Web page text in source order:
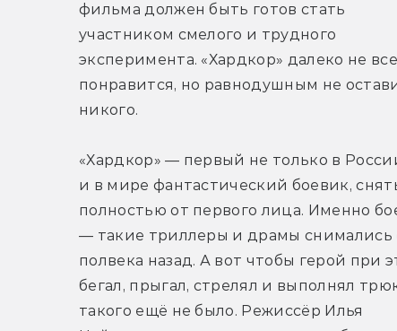
фильма должен быть готов стать
участником смелого и трудного
эксперимента. «Хардкор» далеко не
понравится, но равнодушным не
никого.
«Хардкор» — первый не только в
и в мире фантастический боевик,
полностью от первого лица. Именно
— такие триллеры и драмы снимались
полвека назад. А вот чтобы герой при
бегал, прыгал, стрелял и выполнял
такого ещё не было. Режиссёр Илья